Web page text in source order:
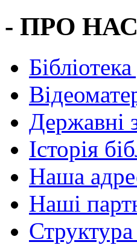
- ПРО
Державні
Історія
Наша
Наші
Структура